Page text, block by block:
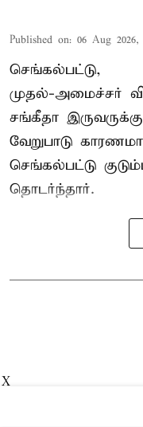
Published on: 06 Aug 2026,
செங்கல்பட்டு,
முதல்-அமைச்சர்
சங்கீதா
வேறுபாடு
செங்கல்பட்டு
தொடர்ந்தார்.
X